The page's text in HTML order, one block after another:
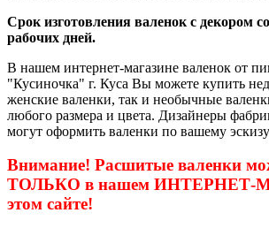
Срок изготовления валенок с декором
рабочих дней.
В нашем интернет-магазине валенок от
"Кусиночка" г. Куса Вы можете купить
женские валенки, так и необычные
любого размера и цвета. Дизайнеры
могут оформить валенки по вашему
Внимание! Расшитые валенки
ТОЛЬКО в нашем ИНТЕРНЕТ-
этом сайте!